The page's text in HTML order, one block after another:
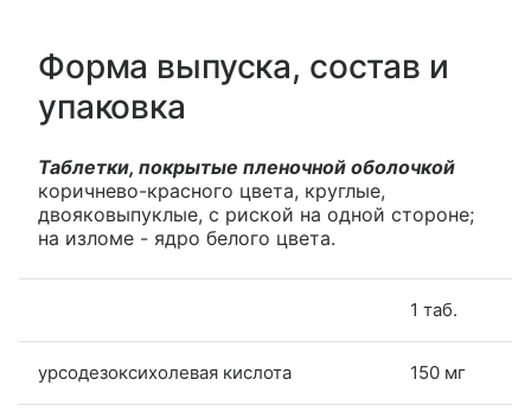
Форма выпуска, состав и
упаковка
Таблетки, покрытые пленочной оболочкой
коричнево-красного цвета, круглые,
двояковыпуклые, с риской на одной стороне;
на изломе - ядро белого цвета.
1 таб.
урсодезоксихолевая кислота 150 мг